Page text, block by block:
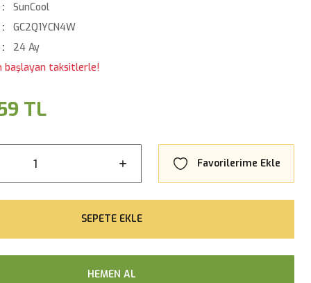
SunCool
GC2Q1YCN4W
24 Ay
başlayan taksitlerle!
TL
SEPETE EKLE
HEMEN AL